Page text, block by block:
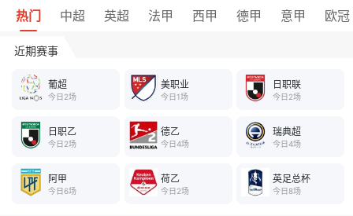
热门 中超 英超 法甲 西甲 德甲 意甲 欧冠
近期赛事
葡超
今日2场
美职业
今日1场
日职联
今日2场
日职乙
今日2场
德乙
今日4场
瑞典超
今日4场
阿甲
今日6场
荷乙
今日2场
英足总杯
今日8场